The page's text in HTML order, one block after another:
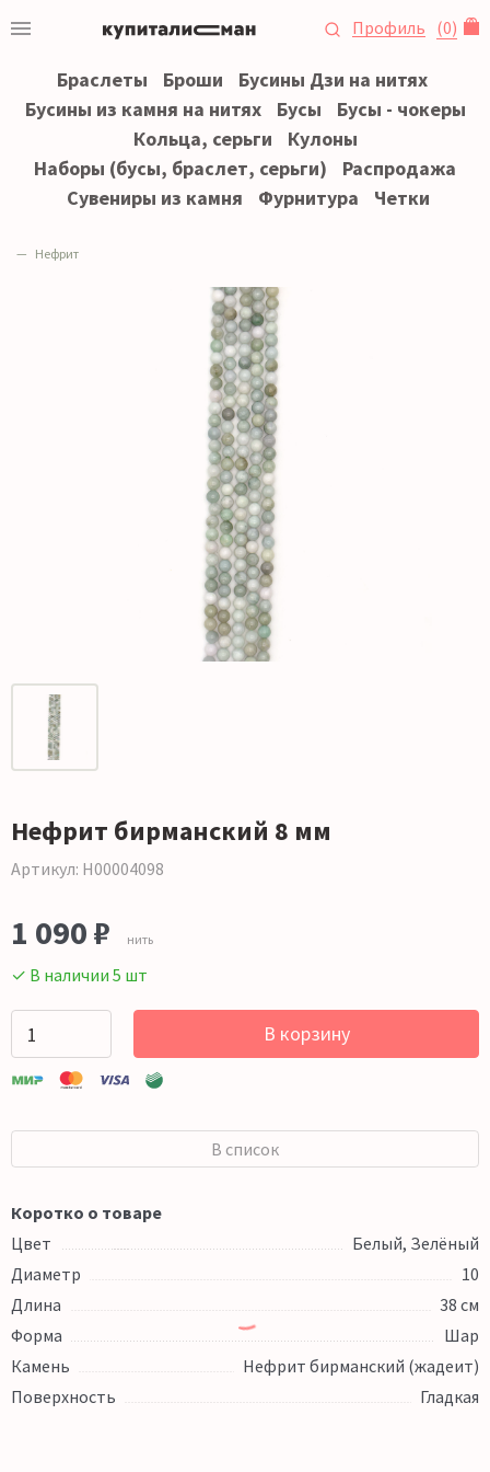
Профиль (0)
Браслеты Броши
Бусины Дзи на нитях
Бусины из камня на нитях
Бусы
Бусы - чокеры
Кольца, серьги
Кулоны
Наборы (бусы, браслет, серьги)
Распродажа
Сувениры из камня
Фурнитура Четки
Нефрит
Нефрит бирманский 8 мм
Артикул: Н00004098
1 090 ₽ нить
✓ В наличии 5 шт
В корзину
В список
Коротко о товаре
Цвет
Белый, Зелёный
Диаметр
10
Длина
38 см
Форма
Шар
Камень
Нефрит бирманский (жадеит)
Поверхность
Гладкая